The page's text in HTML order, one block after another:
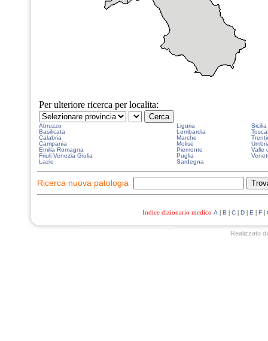
Per ulteriore ricerca per localita:
Abruzzo Liguria
Sicilia
Basilicata
Lombardia
Calabria
Marche
Campania
Molise
Emilia Romagna
Piemonte
Valle
Friuli Venezia Giulia
Puglia
Lazio
Sardegna
Ricerca nuova patologia
Indice dizionario medico A | B | C | D | E | F |
Realizzato